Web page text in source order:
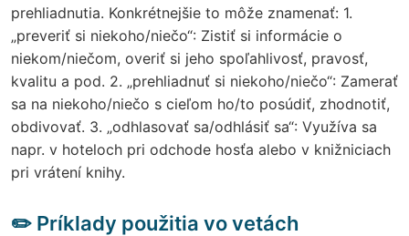
prehliadnutia. Konkrétnejšie to môže znamenať: 1.
„preveriť si niekoho/niečo“: Zistiť si informácie o
niekom/niečom, overiť si jeho spoľahlivosť, pravosť,
kvalitu a pod. 2. „prehliadnuť si niekoho/niečo“: Zamerať
sa na niekoho/niečo s cieľom ho/to posúdiť, zhodnotiť,
obdivovať. 3. „odhlasovať sa/odhlásiť sa“: Využíva sa
napr. v hoteloch pri odchode hosťa alebo v knižniciach
pri vrátení knihy.
✏️ Príklady použitia vo vetách